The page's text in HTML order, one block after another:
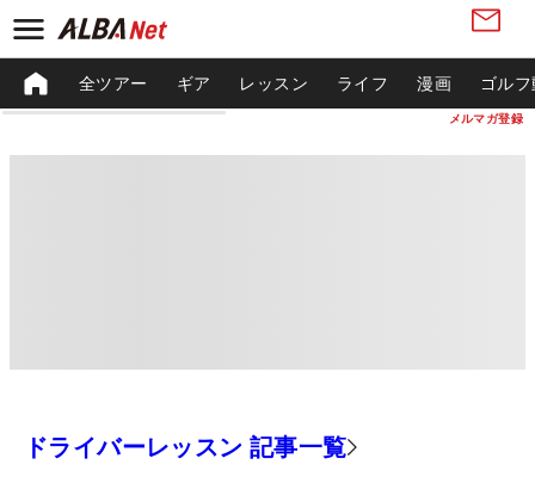
メルマガ登録
全ツアー ギア レッスン ライフ 漫画 ゴル
ドライバーレッスン 記事一覧